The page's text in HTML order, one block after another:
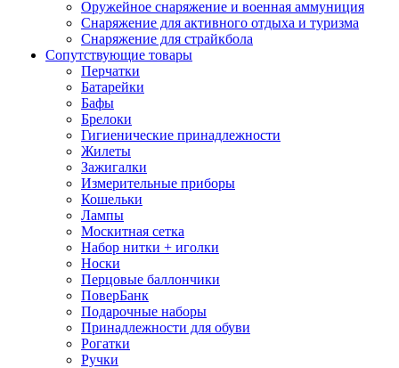
Оружейное снаряжение и военная аммуниция
Снаряжение для активного отдыха и туризма
Снаряжение для страйкбола
Сопутствующие товары
Перчатки
Батарейки
Бафы
Брелоки
Гигиенические принадлежности
Жилеты
Зажигалки
Измерительные приборы
Кошельки
Лампы
Москитная сетка
Набор нитки + иголки
Носки
Перцовые баллончики
ПоверБанк
Подарочные наборы
Принадлежности для обуви
Рогатки
Ручки